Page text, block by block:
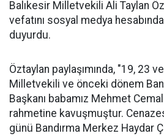
Balıkesir Milletvekili Ali Taylan
vefatını sosyal medya
duyurdu.
Öztaylan paylaşımında, "19, 23
Milletvekili ve önceki dönem
Başkanı babamız Mehmet
rahmetine kavuşmuştur.
günü Bandırma Merkez Haydar